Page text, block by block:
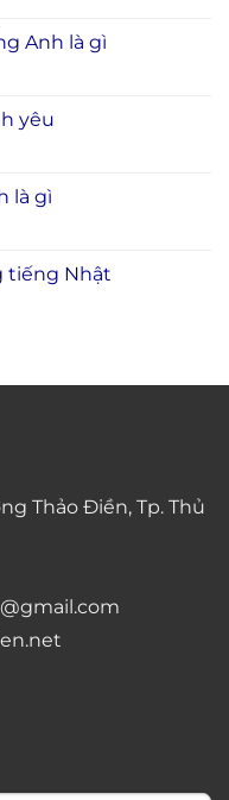
Anh là gì
yêu
là gì
tiếng Nhật
Thảo Điền, Tp. Thủ